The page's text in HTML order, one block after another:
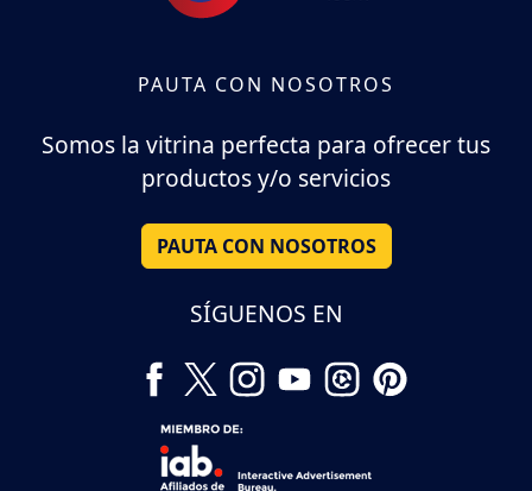
PAUTA CON NOSOTROS
Somos la vitrina perfecta para ofrecer tus
productos y/o servicios
PAUTA CON NOSOTROS
SÍGUENOS EN